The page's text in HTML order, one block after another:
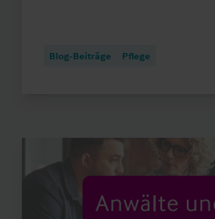
Blog-Beiträge Pflege